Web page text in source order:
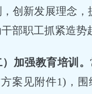
创新发展理念，
部职工抓紧造势
）加强教育培训。
案见附件1)，